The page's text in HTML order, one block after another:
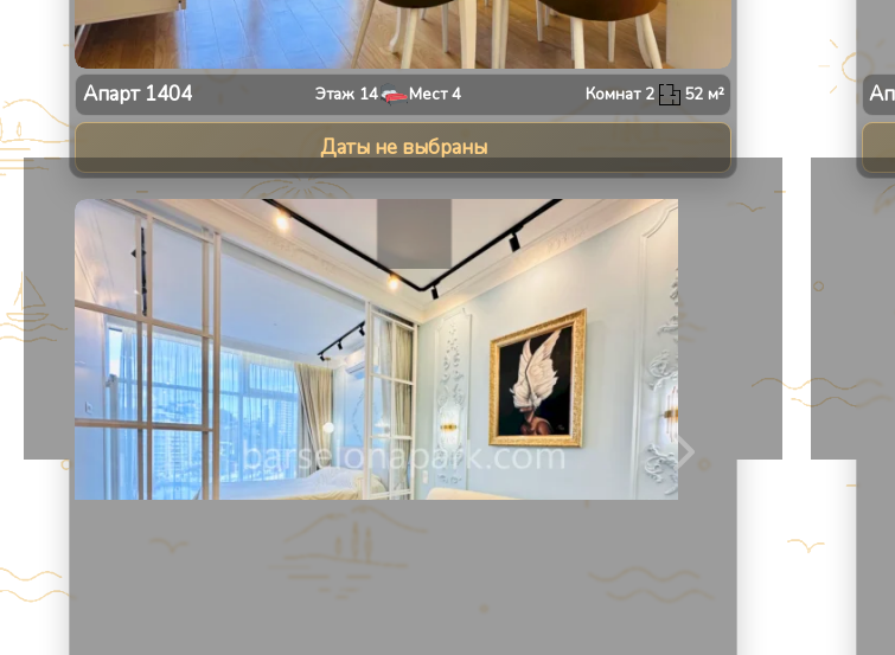
Апарт 1404 Этаж 14 Мест4 Комнат 2 52 м²
Даты не выбраны